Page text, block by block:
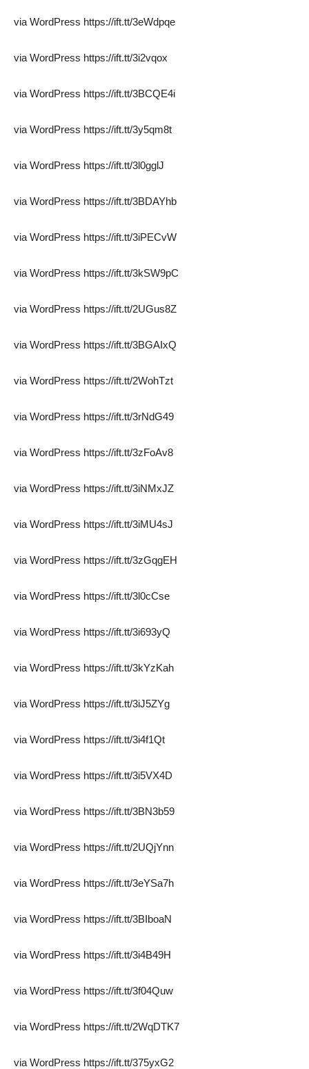
via WordPress https://ift.tt/3eWdpqe
via WordPress https://ift.tt/3i2vqox
via WordPress https://ift.tt/3BCQE4i
via WordPress https://ift.tt/3y5qm8t
via WordPress https://ift.tt/3l0gglJ
via WordPress https://ift.tt/3BDAYhb
via WordPress https://ift.tt/3iPECvW
via WordPress https://ift.tt/3kSW9pC
via WordPress https://ift.tt/2UGus8Z
via WordPress https://ift.tt/3BGAIxQ
via WordPress https://ift.tt/2WohTzt
via WordPress https://ift.tt/3rNdG49
via WordPress https://ift.tt/3zFoAv8
via WordPress https://ift.tt/3iNMxJZ
via WordPress https://ift.tt/3iMU4sJ
via WordPress https://ift.tt/3zGqgEH
via WordPress https://ift.tt/3l0cCse
via WordPress https://ift.tt/3i693yQ
via WordPress https://ift.tt/3kYzKah
via WordPress https://ift.tt/3iJ5ZYg
via WordPress https://ift.tt/3i4f1Qt
via WordPress https://ift.tt/3i5VX4D
via WordPress https://ift.tt/3BN3b59
via WordPress https://ift.tt/2UQjYnn
via WordPress https://ift.tt/3eYSa7h
via WordPress https://ift.tt/3BIboaN
via WordPress https://ift.tt/3i4B49H
via WordPress https://ift.tt/3f04Quw
via WordPress https://ift.tt/2WqDTK7
via WordPress https://ift.tt/375yxG2